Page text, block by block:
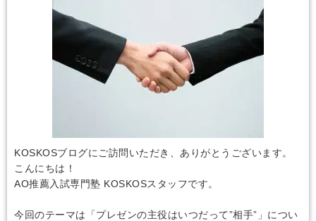
KOSKOSブログにご訪問いただき、ありがとうございます。
こんにちは！
AO推薦入試専門塾 KOSKOSスタッフです。
今回のテーマは「プレゼンの主役はいつだって”相手”」につい